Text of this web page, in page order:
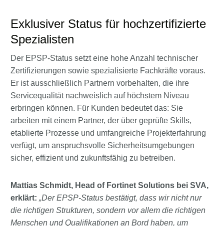
Exklusiver Status für hochzertifizierte
Spezialisten
Der EPSP-Status setzt eine hohe Anzahl technischer
Zertifizierungen sowie spezialisierte Fachkräfte voraus.
Er ist ausschließlich Partnern vorbehalten, die ihre
Servicequalität nachweislich auf höchstem Niveau
erbringen können. Für Kunden bedeutet das: Sie
arbeiten mit einem Partner, der über geprüfte Skills,
etablierte Prozesse und umfangreiche Projekterfahrung
verfügt, um anspruchsvolle Sicherheitsumgebungen
sicher, effizient und zukunftsfähig zu betreiben.
Mattias Schmidt, Head of Fortinet Solutions bei SVA,
erklärt: „Der EPSP-Status bestätigt, dass wir nicht nur
die richtigen Strukturen, sondern vor allem die richtigen
Menschen und Qualifikationen an Bord haben, um